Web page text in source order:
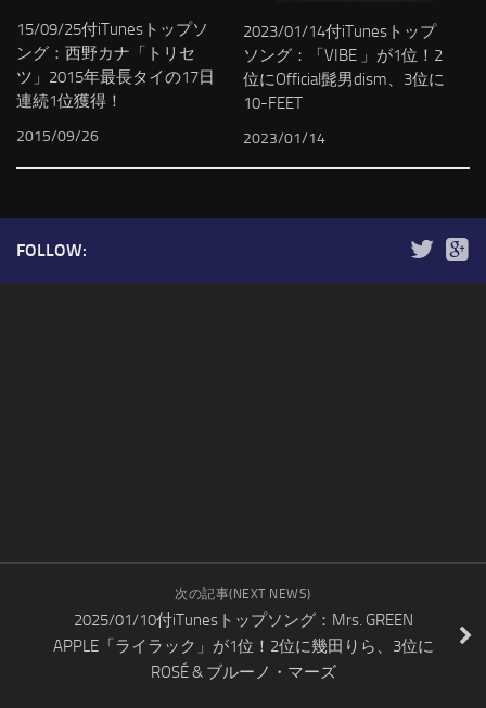
15/09/25付iTunesトップソ
ング：西野カナ「トリセ
ツ」2015年最長タイの17日
連続1位獲得！
2015/09/26
2023/01/14付iTunesトップ
ソング：「VIBE 」が1位！2
位にOfficial髭男dism、3位に
10-FEET
2023/01/14
FOLLOW:
次の記事(NEXT NEWS)
2025/01/10付iTunesトップソング：Mrs. GREEN
APPLE「ライラック」が1位！2位に幾田りら、3位に
ROSÉ & ブルーノ・マーズ